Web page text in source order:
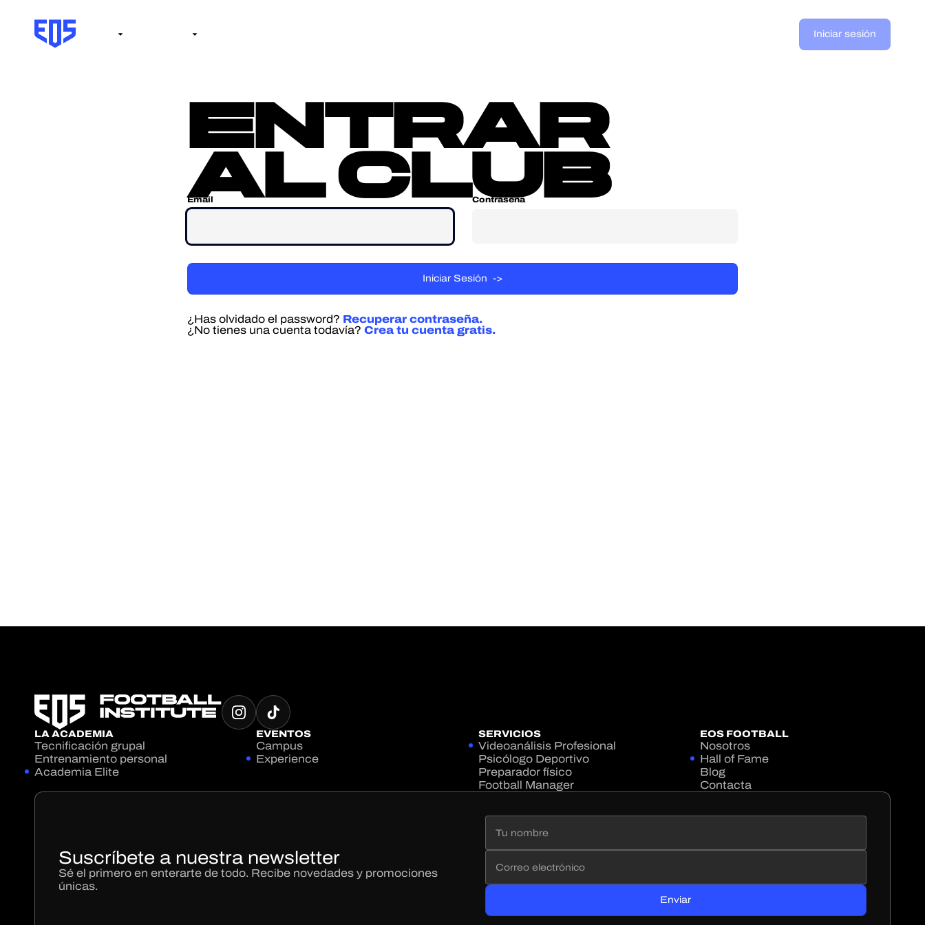
Iniciar sesión
entrar
al club
Email Contraseña
¿Has olvidado el password? Recuperar contraseña.
¿No tienes una cuenta todavía? Crea tu cuenta gratis.
LA ACADEMIA
Tecnificación grupal
Entrenamiento personal
Academia Elite
EVENTOS
Campus
Experience
SERVICIOS
Videoanálisis Profesional
Psicólogo Deportivo
Preparador físico
Football Manager
EOS FOOTBALL
Nosotros
Hall of Fame
Blog
Contacta
Suscríbete a nuestra newsletter
Sé el primero en enterarte de todo. Recibe novedades y promociones
únicas.